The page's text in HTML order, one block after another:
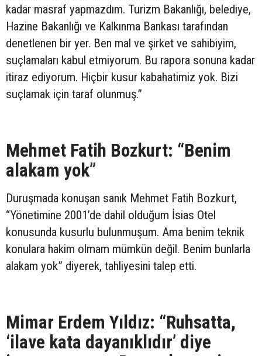
kadar masraf yapmazdım. Turizm Bakanlığı, belediye,
Hazine Bakanlığı ve Kalkınma Bankası tarafından
denetlenen bir yer. Ben mal ve şirket ve sahibiyim,
suçlamaları kabul etmiyorum. Bu rapora sonuna kadar
itiraz ediyorum. Hiçbir kusur kabahatimiz yok. Bizi
suçlamak için taraf olunmuş.”
Mehmet Fatih Bozkurt: “Benim
alakam yok”
Duruşmada konuşan sanık Mehmet Fatih Bozkurt,
“Yönetimine 2001’de dahil olduğum İsias Otel
konusunda kusurlu bulunmuşum. Ama benim teknik
konulara hakim olmam mümkün değil. Benim bunlarla
alakam yok” diyerek, tahliyesini talep etti.
Mimar Erdem Yıldız: “Ruhsatta,
‘ilave kata dayanıklıdır’ diye